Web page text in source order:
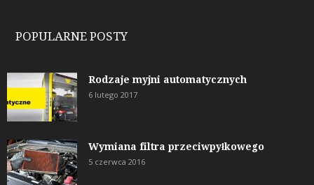
POPULARNE POSTY
Rodzaje myjni automatycznych
6 lutego 2017
Wymiana filtra przeciwpyłkowego
5 czerwca 2016